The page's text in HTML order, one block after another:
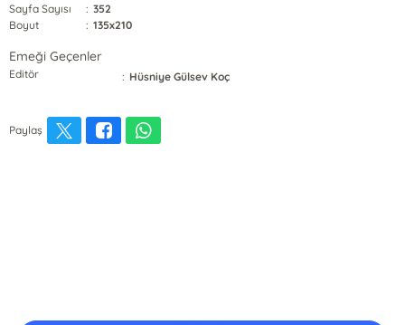
Sayfa Sayısı
: 352
Boyut
: 135x210
Emeği Geçenler
Editör : Hüsniye Gülsev Koç
Paylaş